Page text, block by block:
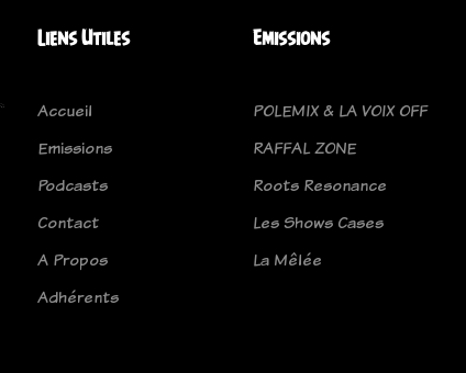
Liens Utiles
Accueil
Emissions
Podcasts
Contact
A Propos
Adhérents
Emissions
POLEMIX & LA VOIX OFF
RAFFAL ZONE
Roots Resonance
Les Shows Cases
La Mêlée